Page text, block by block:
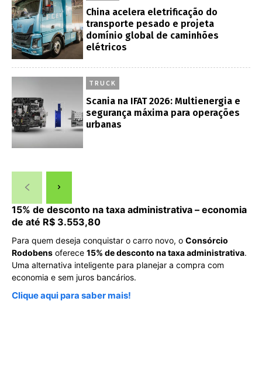
China acelera eletrificação do
transporte pesado e projeta
domínio global de caminhões
elétricos
TRUCK
Scania na IFAT 2026: Multienergia e
segurança máxima para operações
urbanas
15% de desconto na taxa administrativa – economia
de até R$ 3.553,80
Para quem deseja conquistar o carro novo, o Consórcio
Rodobens oferece 15% de desconto na taxa administrativa.
Uma alternativa inteligente para planejar a compra com
economia e sem juros bancários.
Clique aqui para saber mais!